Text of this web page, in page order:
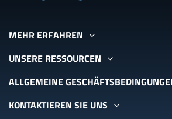
MEHR ERFAHREN
UNSERE RESSOURCEN
ALLGEMEINE
KONTAKTIEREN SIE UNS